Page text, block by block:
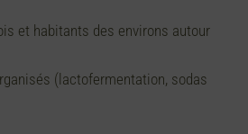
et habitants des environs autour
(lactofermentation, sodas